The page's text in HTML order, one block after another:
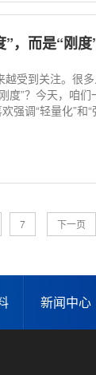
，而是“刚度”
受到关注。很
度”？今天，咱
强调“轻量化”
7 下一页
新闻中心